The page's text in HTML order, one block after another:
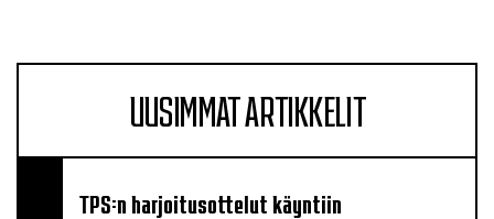
UUSIMMAT ARTIKKELIT
TPS:n harjoitusottelut käyntiin